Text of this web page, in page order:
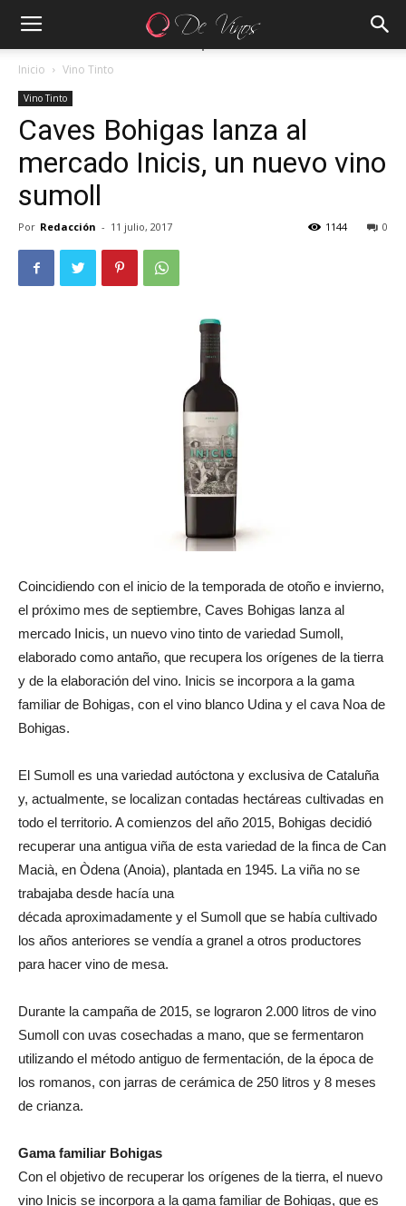
Inicio Vino Tinto
Vino Tinto
Caves Bohigas lanza al
mercado Inicis, un nuevo vino
sumoll
Por Redacción - 11 julio, 2017 0
1144
Coincidiendo con el inicio de la temporada de otoño e invierno,
el próximo mes de septiembre, Caves Bohigas lanza al
mercado Inicis, un nuevo vino tinto de variedad Sumoll,
elaborado como antaño, que recupera los orígenes de la tierra
y de la elaboración del vino. Inicis se incorpora a la gama
familiar de Bohigas, con el vino blanco Udina y el cava Noa de
Bohigas.
El Sumoll es una variedad autóctona y exclusiva de Cataluña
y, actualmente, se localizan contadas hectáreas cultivadas en
todo el territorio. A comienzos del año 2015, Bohigas decidió
recuperar una antigua viña de esta variedad de la finca de Can
Macià, en Òdena (Anoia), plantada en 1945. La viña no se
trabajaba desde hacía una
década aproximadamente y el Sumoll que se había cultivado
los años anteriores se vendía a granel a otros productores
para hacer vino de mesa.
Durante la campaña de 2015, se lograron 2.000 litros de vino
Sumoll con uvas cosechadas a mano, que se fermentaron
utilizando el método antiguo de fermentación, de la época de
los romanos, con jarras de cerámica de 250 litros y 8 meses
de crianza.
Gama familiar Bohigas
Con el objetivo de recuperar los orígenes de la tierra, el nuevo
vino Inicis se incorpora a la gama familiar de Bohigas, que es